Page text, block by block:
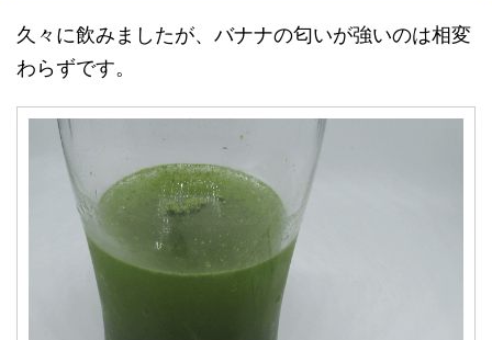
久々に飲みましたが、バナナの匂いが強いのは相変
わらずです。